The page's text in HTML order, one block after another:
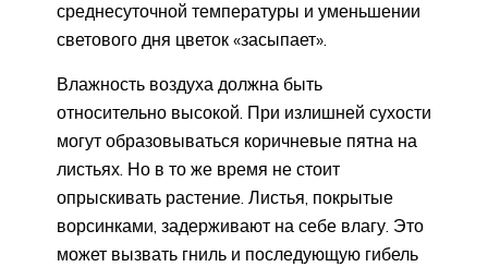
среднесуточной температуры и уменьшении
светового дня цветок «засыпает».
Влажность воздуха должна быть
относительно высокой. При излишней сухости
могут образовываться коричневые пятна на
листьях. Но в то же время не стоит
опрыскивать растение. Листья, покрытые
ворсинками, задерживают на себе влагу. Это
может вызвать гниль и последующую гибель